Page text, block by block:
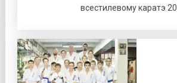
всестилевому каратэ